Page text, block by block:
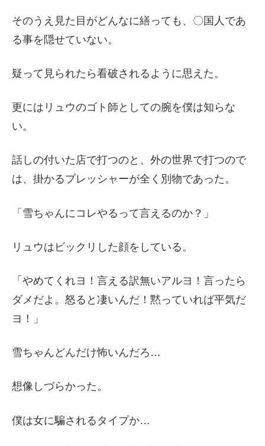
そのうえ見た目がどんなに繕っても、〇国人であ
る事を隠せていない。
疑って見られたら看破されるように思えた。
更にはリュウのゴト師としての腕を僕は知らな
い。
話しの付いた店で打つのと、外の世界で打つので
は、掛かるプレッシャーが全く別物であった。
「雪ちゃんにコレやるって言えるのか？」
リュウはビックリした顔をしている。
「やめてくれヨ！言える訳無いアルヨ！言ったら
ダメだよ。怒ると凄いんだ！黙っていれば平気だ
ヨ！」
雪ちゃんどんだけ怖いんだろ…
想像しづらかった。
僕は女に騙されるタイプか…